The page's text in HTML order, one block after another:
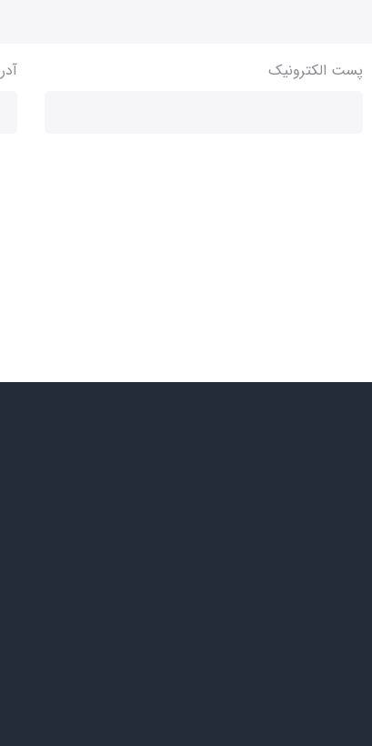
پست الکترونیک